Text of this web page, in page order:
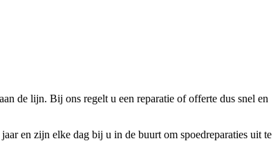
aan de lijn. Bij ons regelt u een reparatie of offerte dus snel en
en zijn elke dag bij u in de buurt om spoedreparaties uit te